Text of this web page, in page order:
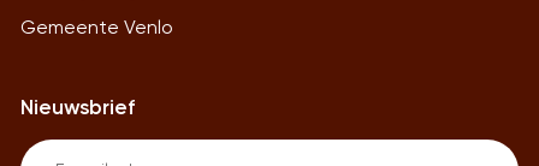
Gemeente Venlo
Nieuwsbrief
Email